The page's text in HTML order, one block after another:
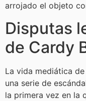
arrojado el objeto
Disputas
de Cardy
La vida mediática
una serie de
la primera vez en la